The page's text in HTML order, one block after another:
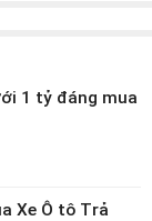
1 tỷ đáng mua
Xe Ô tô Trả